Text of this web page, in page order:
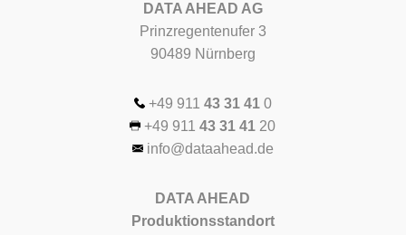
DATA AHEAD AG
Prinzregentenufer 3
90489 Nürnberg
+49 911 43 31 410
+49 91143 31 41 20
info@dataahead.de
DATA AHEAD
Produktionsstandort